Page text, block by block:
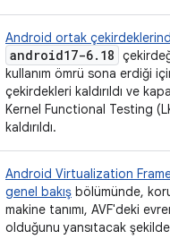
Android ortak
android17-6. 18
kullanım ömrü sona erdiği
çekirdekleri kaldırıldı ve
Kernel Functional Testing
kaldırıldı.
Android Virtualization
genel bakış bölümünde,
makine tanımı, AVF'deki
olduğunu yansıtacak